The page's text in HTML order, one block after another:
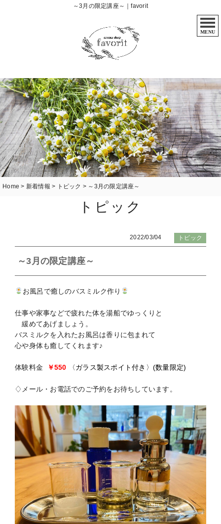
～3月の限定講座～｜favorit
MENU
Home > 新着情報 > トピック > ～3月の限定講座～
トピック
2022/03/04 トピック
～3月の限定講座～
お風呂で癒しのバスミルク作り
仕事や家事などで疲れた体を湯船でゆっくりと
緩めてあげましょう。
バスミルクを入れたお風呂は香りに包まれて
心や身体も癒してくれます♪
体験料金 ￥550 〈ガラス製スポイト付き〉(数量限定)
♢メール・お電話でのご予約をお待ちしています。